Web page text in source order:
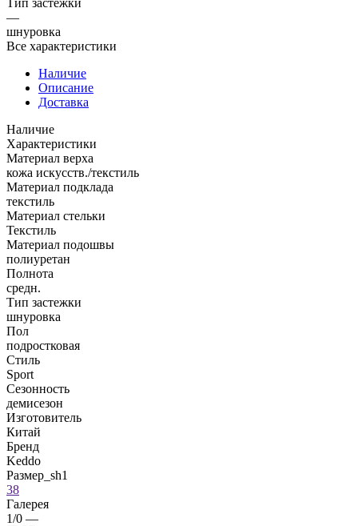
—
шнуровка
Все характеристики
Наличие
Описание
Доставка
Наличие
Характеристики
Материал верха
кожа искусств./текстиль
Материал подклада
текстиль
Материал стельки
Текстиль
Материал подошвы
полиуретан
Полнота
средн.
Тип застежки
шнуровка
Пол
подростковая
Стиль
Sport
Сезонность
демисезон
Изготовитель
Китай
Бренд
Keddo
Размер_sh1
38
Галерея
1/0 —